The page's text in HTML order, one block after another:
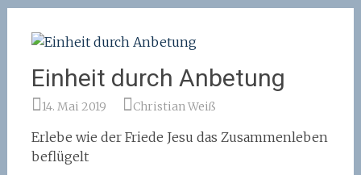
Einheit durch Anbetung
14. Mai 2019 Christian Weiß
Erlebe wie der Friede Jesu das Zusammenleben
beflügelt